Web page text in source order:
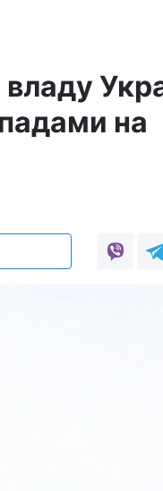
на